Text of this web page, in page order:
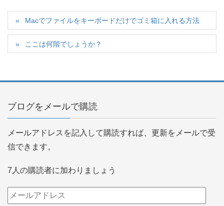
Macでファイルをキーボードだけでゴミ箱に入れる方法
ここは何階でしょうか？
ブログをメールで購読
メールアドレスを記入して購読すれば、更新をメールで受
信できます。
7人の購読者に加わりましょう
メ